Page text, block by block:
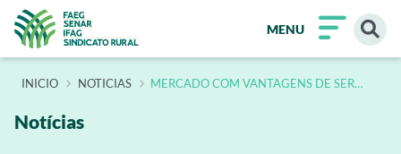
MENU
INÍCIO NOTICIAS MERCADO COM VANTAGENS DE SER
Notícias